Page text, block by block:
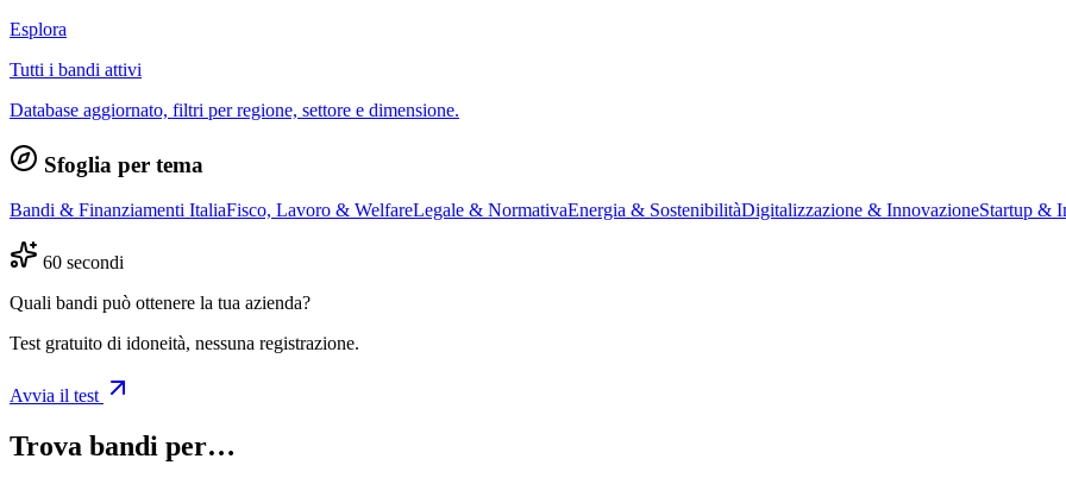
Esplora
Tutti i bandi attivi
Database aggiornato, filtri per regione, settore e dimensione.
Sfoglia per tema
Bandi & Finanziamenti ItaliaFisco, Lavoro & WelfareLegale & NormativaEnergia & SostenibilitàDigitalizzazione & InnovazioneStartup &
60 secondi
Quali bandi può ottenere la tua azienda?
Test gratuito di idoneità, nessuna registrazione.
Avvia il test
Trova bandi per…